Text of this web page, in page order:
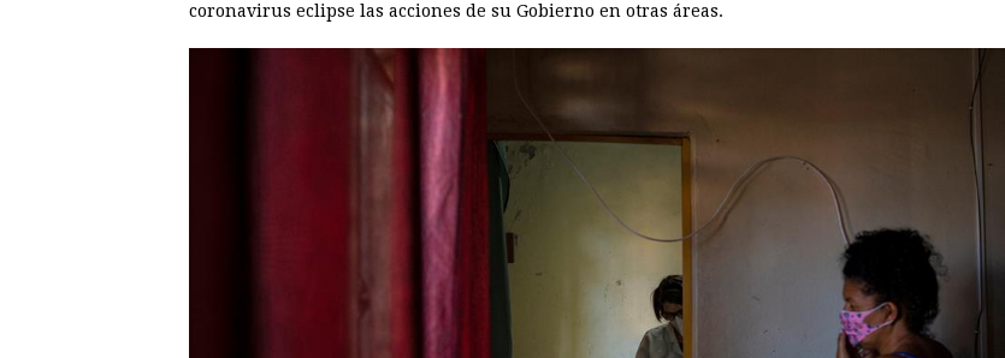
coronavirus eclipse las acciones de su Gobierno en otras áreas.